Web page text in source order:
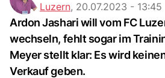
Luzern, 20.07.2023 - 13:45
Ardon Jashari will vom FC
wechseln, fehlt sogar im
Meyer stellt klar: Es wird
Verkauf geben.